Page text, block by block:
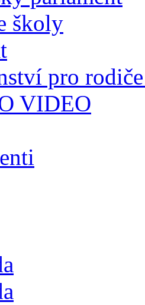
školy
pro
VIDEO